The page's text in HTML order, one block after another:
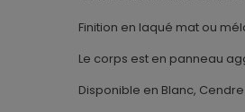
Finition en laqué mat ou
Le corps est en panneau
Disponible en Blanc,